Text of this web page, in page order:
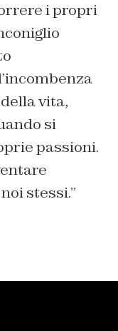
i propri
vita,
si
passioni.
stessi.”